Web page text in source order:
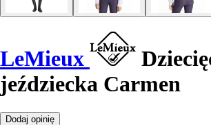
LeMieux
jeździecka Carmen
Dodaj opinię